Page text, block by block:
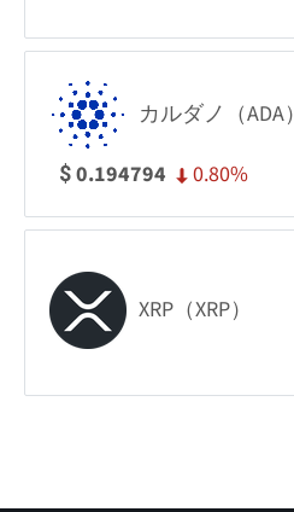
カルダノ（ADA）
$0.194794 0.80%
XRP（XRP）